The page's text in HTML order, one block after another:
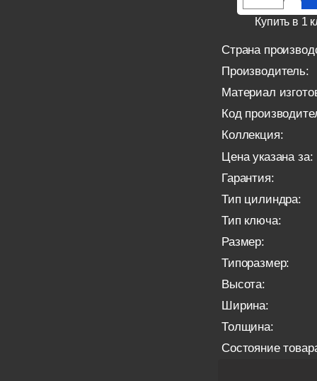
Купить в 1
Страна
Производитель:
Материал
Код
Коллекция:
Цена указана за:
Гарантия:
Тип цилиндра:
Тип ключа:
Размер:
Типоразмер:
Высота:
Ширина:
Толщина:
Состояние